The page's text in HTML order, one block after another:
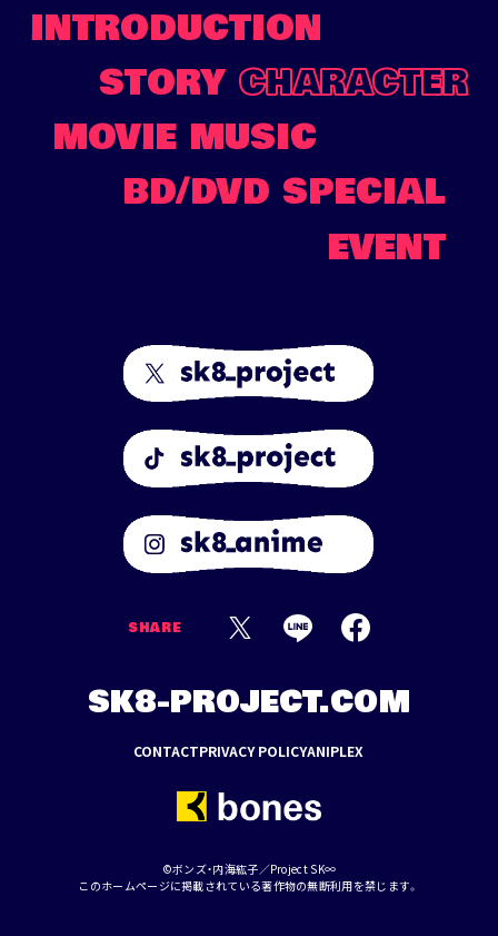
INTRODUCTION
STORY CHARACTER
MOVIE MUSIC
BD/DVD SPECIAL
EVENT
SHARE
SK8-PROJECT.COM
CONTACTPRIVACY POLICYANIPLEX
©ボンズ・内海紘子／Project SK∞
このホームページに掲載されている著作物の無断利用を禁じます。